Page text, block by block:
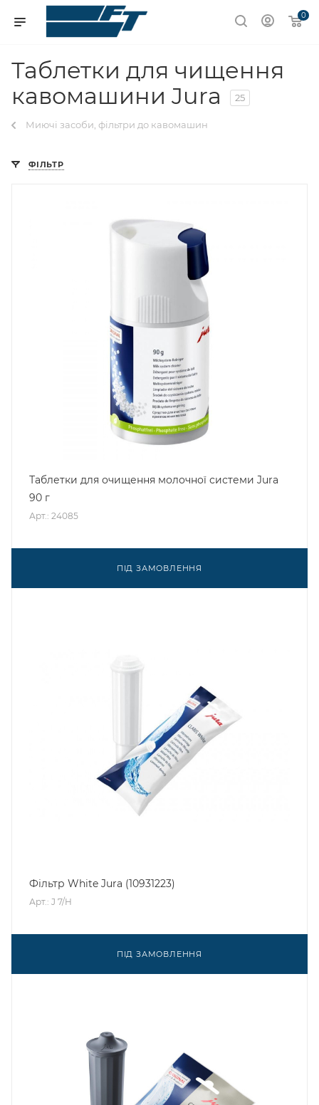
0
Таблетки для чищення
кавомашини Jura
25
Миючі засоби, фільтри до кавомашин
ФІЛЬТР
Таблетки для очищення молочної системи Jura
90 г
Арт.: 24085
ПІД ЗАМОВЛЕННЯ
Фільтр White Jura (10931223)
Арт.: J 7/H
ПІД ЗАМОВЛЕННЯ